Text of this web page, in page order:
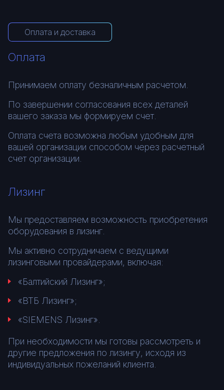
Оплата и доставка
Оплата
Принимаем оплату безналичным расчетом.
По завершении согласования всех деталей
вашего заказа мы формируем счет.
Оплата счета возможна любым удобным для
вашей организации способом через расчетный
счет организации.
Лизинг
Мы предоставляем возможность приобретения
оборудования в лизинг.
Мы активно сотрудничаем с ведущими
лизинговыми провайдерами, включая:
«Балтийский Лизинг»;
«ВТБ Лизинг»;
«SIEMENS Лизинг».
При необходимости мы готовы рассмотреть и
другие предложения по лизингу, исходя из
индивидуальных пожеланий клиента.